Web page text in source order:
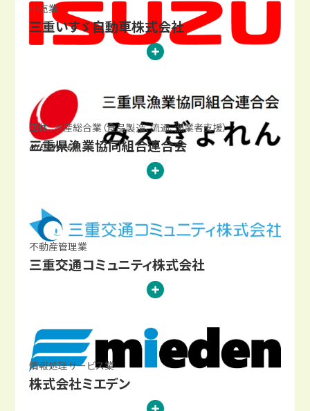
小売業
三重いすゞ自動車株式会社
団体、水産総合業（食品製造、流通、漁業者支援）
三重県漁業協同組合連合会
不動産管理業
三重交通コミュニティ株式会社
情報処理サービス業
株式会社ミエデン